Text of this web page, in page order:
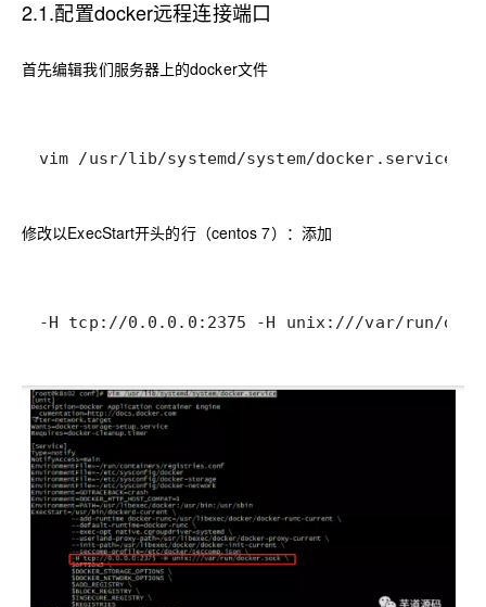
2.1.配置docker远程连接端口
首先编辑我们服务器上的docker文件
vim /usr/lib/systemd/system/docker.service
修改以ExecStart开头的行（centos 7）：添加
-H tcp://0.0.0.0:2375 -H unix:///var/run/